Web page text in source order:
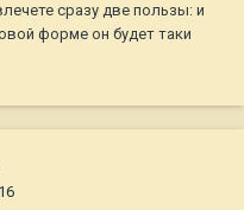
сразу две пользы: и
форме он будет таки